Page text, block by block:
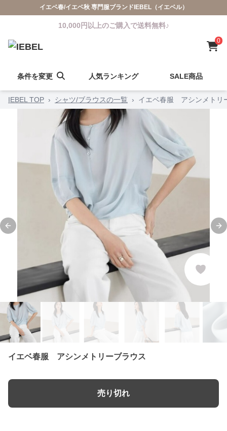
イエベ春/イエベ秋 専門服ブランドIEBEL（イエベル）
10,000円以上のご購入で送料無料♪
0
条件を変更 人気ランキング SALE商品
IEBEL TOP › シャツ/ブラウスの一覧 › イエベ春服 アシンメトリ
Previous slide
イエベ春服 アシンメトリーブラウス
売り切れ